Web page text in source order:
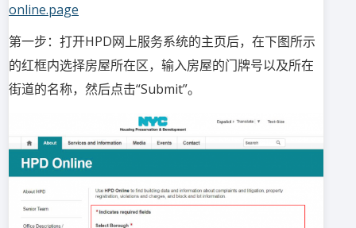
online.page
第一步：打开HPD网上服务系统的主页后，在下图所示
的红框内选择房屋所在区，输入房屋的门牌号以及所在
街道的名称，然后点击“Submit”。